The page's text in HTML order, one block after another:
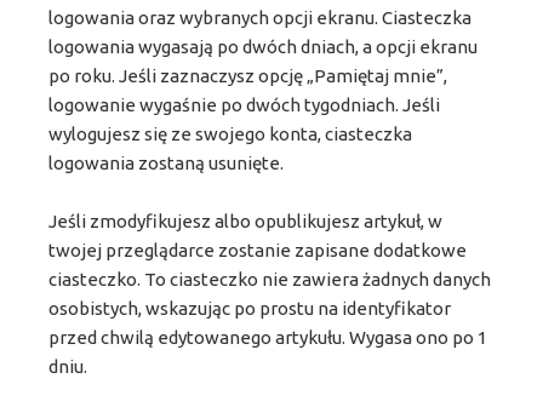
logowania oraz wybranych opcji ekranu. Ciasteczka
logowania wygasają po dwóch dniach, a opcji ekranu
po roku. Jeśli zaznaczysz opcję „Pamiętaj mnie”,
logowanie wygaśnie po dwóch tygodniach. Jeśli
wylogujesz się ze swojego konta, ciasteczka
logowania zostaną usunięte.
Jeśli zmodyfikujesz albo opublikujesz artykuł, w
twojej przeglądarce zostanie zapisane dodatkowe
ciasteczko. To ciasteczko nie zawiera żadnych danych
osobistych, wskazując po prostu na identyfikator
przed chwilą edytowanego artykułu. Wygasa ono po 1
dniu.